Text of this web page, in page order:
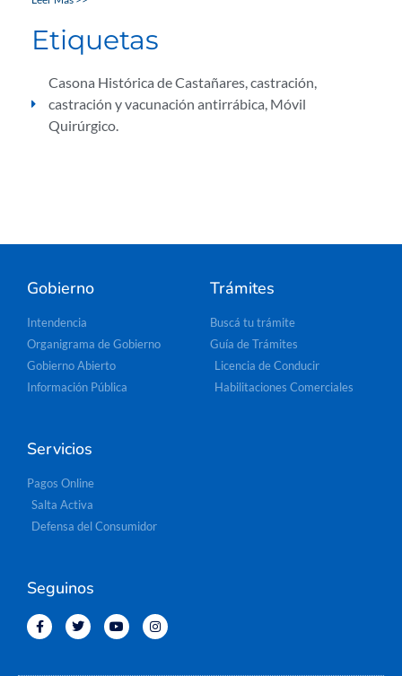
Etiquetas
Casona Histórica de Castañares,castración,
castración y vacunación antirrábica, Móvil
Quirúrgico.
Gobierno
Intendencia
Organigrama de Gobierno
Gobierno Abierto
Información Pública
Trámites
Buscá tu trámite
Guía de Trámites
Licencia de Conducir
Habilitaciones Comerciales
Servicios
Pagos Online
Salta Activa
Defensa del Consumidor
Seguinos